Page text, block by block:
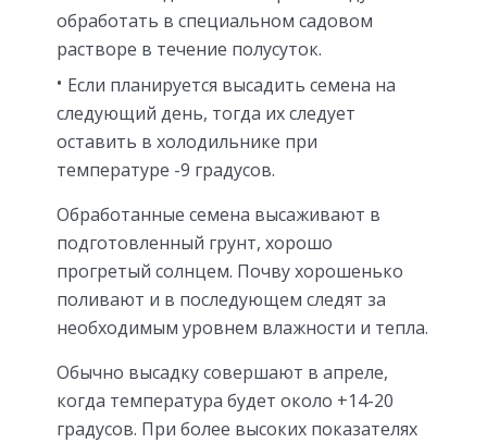
обработать в специальном садовом
растворе в течение полусуток.
Если планируется высадить семена на
следующий день, тогда их следует
оставить в холодильнике при
температуре -9 градусов.
Обработанные семена высаживают в
подготовленный грунт, хорошо
прогретый солнцем. Почву хорошенько
поливают и в последующем следят за
необходимым уровнем влажности и тепла.
Обычно высадку совершают в апреле,
когда температура будет около +14-20
градусов. При более высоких показателях